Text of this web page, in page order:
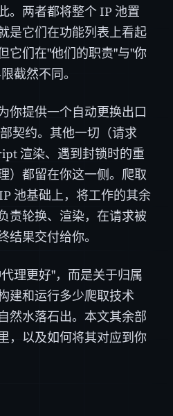
。两者都将整个 IP 池置
是它们在功能列表上看起
它们在"他们的职责"与"你
截然不同。
你提供一个自动更换出口
契约。其他一切（请求
渲染、遇到封锁时的重
）都留在你这一侧。爬取
池基础上，将工作的其余
责轮换、渲染，在请求被
结果交付给你。
理更好"，而是关于归属
建和运行多少爬取技术
然水落石出。本文其余部
，以及如何将其对应到你